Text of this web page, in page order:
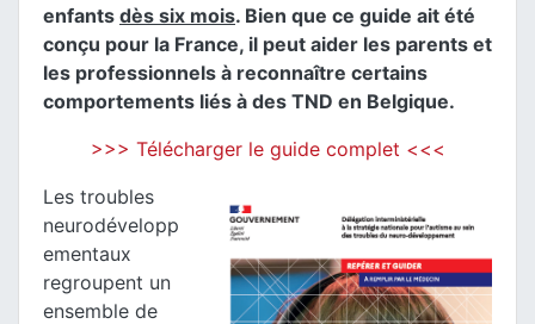
enfants dès six mois. Bien que ce guide ait été
conçu pour la France, il peut aider les parents et
les professionnels à reconnaître certains
comportements liés à des TND en Belgique.
>>> Télécharger le guide complet <<<
Les troubles
neurodévelopp
ementaux
regroupent un
ensemble de